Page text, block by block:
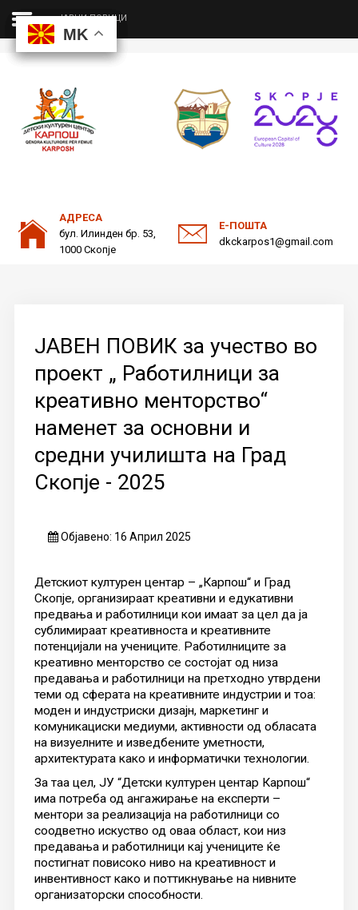
MK
MK
ДКЦ
ОДНОСИ СО ЈАВНОСТ
ЈАВНИ ПОВИЦИ
MK
MK
АДРЕСА
бул. Илинден бр. 53,
1000 Скопје
Е-ПОШТА
dkckarpos1@gmail.com
Пребарајте на нашата веб страна
ЈАВЕН ПОВИК за учество во
проект „ Работилници за
креативно менторство“
наменет за основни и
средни училишта на Град
Скопје - 2025
Објавено: 16 Април 2025
Детскиот културен центар – „Карпош“ и Град
Скопје, организираат креативни и едукативни
предвања и работилници кои имаат за цел да ја
сублимираат креативноста и креативните
потенцијали на учениците. Работилниците за
креативно менторство се состојат од низа
предавања и работилници на претходно утврдени
теми од сферата на креативните индустрии и тоа:
моден и индустриски дизајн, маркетинг и
комуникациски медиуми, активности од обласата
на визуелните и изведбените уметности,
архитектурата како и информатички технологии.
За таа цел, ЈУ “Детски културен центар Карпош“
има потреба од ангажирање на експерти –
ментори за реализација на работилници со
соодветно искуство од оваа област, кои низ
предавања и работилници кај учениците ќе
постигнат повисоко ниво на креативност и
инвентивност како и поттикнување на нивните
организаторски способности.